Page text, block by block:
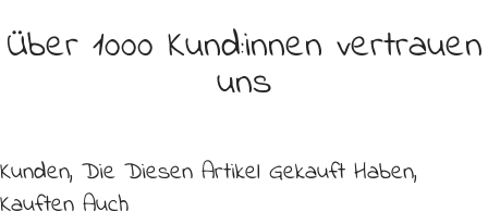
Über 1000 Kund:innen vertrauen
uns
Kunden, Die Diesen Artikel Gekauft Haben,
Kauften Auch